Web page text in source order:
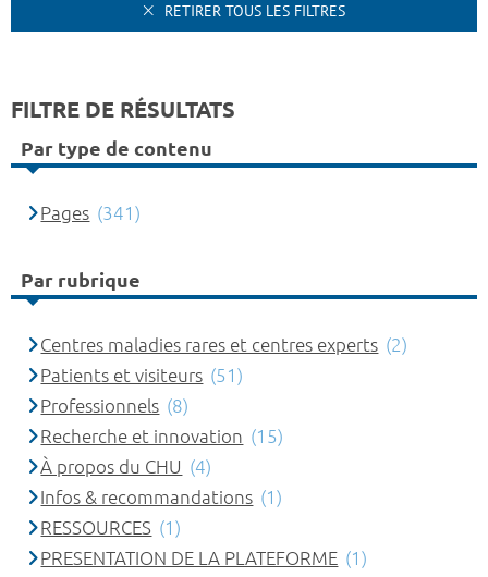
RETIRER TOUS LES FILTRES
FILTRE DE RÉSULTATS
Par type de contenu
Pages (341)
Par rubrique
Centres maladies rares et centres experts (2)
Patients et visiteurs (51)
Professionnels (8)
Recherche et innovation (15)
À propos du CHU (4)
Infos & recommandations (1)
RESSOURCES (1)
PRESENTATION DE LA PLATEFORME (1)